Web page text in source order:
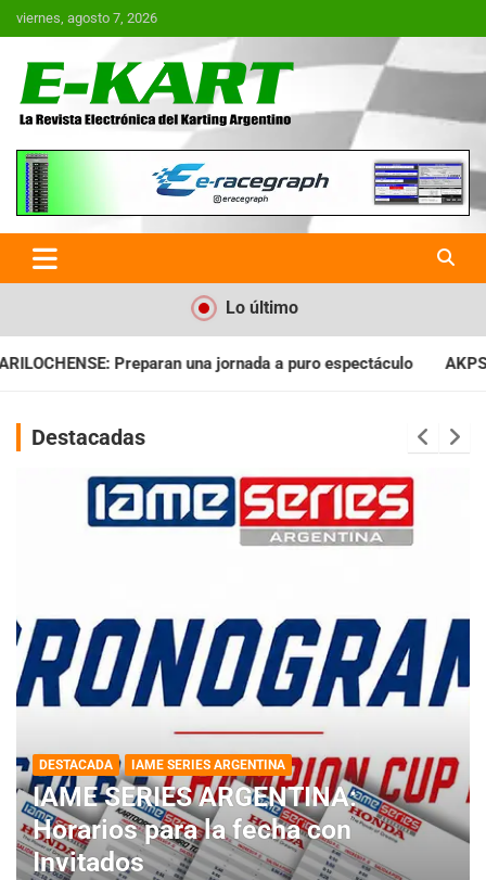
Saltar
al
viernes, agosto 7, 2026
E-Kart.com.ar | La Revista
Electrónica del Karting en
Argentina
Lo último
a puro espectáculo AKPS: Intervino la IGJ y oficializó el
Destacadas
DESTACADA IAME SERIES ARGENTINA
IAME SERIES ARGENTINA:
Horarios para la fecha con
Invitados